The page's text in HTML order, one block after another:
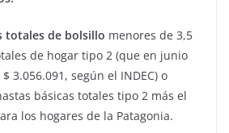
totales de bolsillo menores de 3,5
de hogar tipo 2 (que en junio
3.056.091, según el INDEC) o
básicas totales tipo 2 más el
los hogares de la Patagonia.